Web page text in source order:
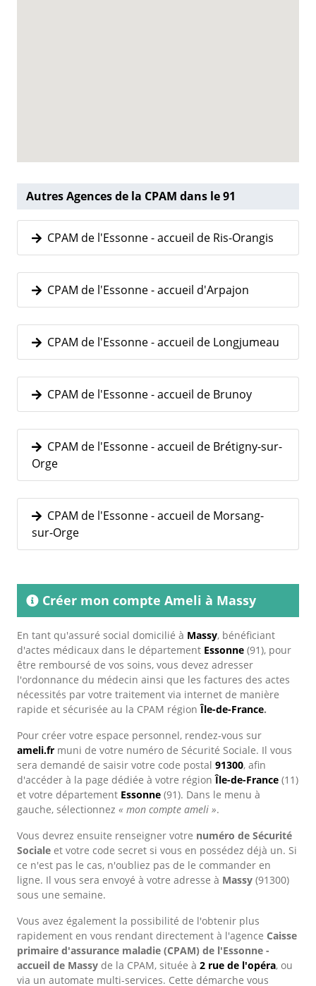
Autres Agences de la CPAM dans le 91
CPAM de l'Essonne - accueil de Ris-Orangis
CPAM de l'Essonne - accueil d'Arpajon
CPAM de l'Essonne - accueil de Longjumeau
CPAM de l'Essonne - accueil de Brunoy
CPAM de l'Essonne - accueil de Brétigny-sur-
Orge
CPAM de l'Essonne - accueil de Morsang-
sur-Orge
Créer mon compte Ameli à Massy
En tant qu'assuré social domicilié à Massy, bénéficiant
d'actes médicaux dans le département Essonne (91), pour
être remboursé de vos soins, vous devez adresser
l'ordonnance du médecin ainsi que les factures des actes
nécessités par votre traitement via internet de manière
rapide et sécurisée au la CPAM régionÎle-de-France.
Pour créer votre espace personnel, rendez-vous sur
ameli.fr muni de votre numéro de Sécurité Sociale. Il vous
sera demandé de saisir votre code postal 91300, afin
d'accéder à la page dédiée à votre régionÎle-de-France (11)
et votre département Essonne (91). Dans le menu à
gauche, sélectionnez « mon compte ameli ».
Vous devrez ensuite renseigner votre numéro de Sécurité
Sociale et votre code secret si vous en possédez déjà un. Si
ce n'est pas le cas, n'oubliez pas de le commander en
ligne. Il vous sera envoyé à votre adresse à Massy (91300)
sous une semaine.
Vous avez également la possibilité de l'obtenir plus
rapidement en vous rendant directement à l'agence Caisse
primaire d'assurance maladie (CPAM) de l'Essonne -
accueil de Massy de la CPAM, située à 2 rue de l'opéra, ou
via un automate multi-services. Cette démarche vous